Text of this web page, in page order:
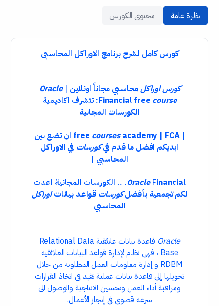
نظرة عامة محتوى الكورس
كورس كامل لشرح برنامج الاوراكل المحاسبى
كورس اوراكلمحاسبي مجاناً اونلاين |Oracle
Financial free course
: تتشرف اكاديمية
الكورسات المجانية
| free
courses
academy | FCA ان تضع بين
ايديكم افضل ما قدم فيكورسات في الاوراكل
المحاسبي |
OracleFinancial. .. الكورسات المجانية اعدت
لكم تجمعية بأفضلكورسات قواعد بياناتاوراكل
المحاسبي
Oracle
قاعدة بيانات علائقية Relational Data
Base ، فهى نظام لإدارة قواعد البيانات العلائقية
RDBM و إدارة معلومات العمل المطلوبة من خلال
تحويلها إلى قاعدة بيانات عملية تفيد في اتخاذ القرارات
ومراقبة أداء العمل وتحسين الانتاجية والوصول الى
سرعة قصوى فى إنجاز الأعمال.